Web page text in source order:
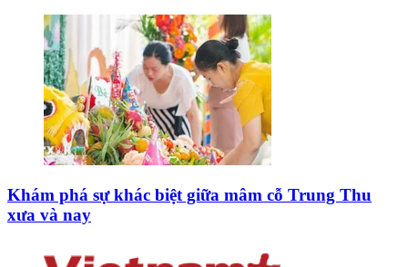
Khám phá sự khác biệt giữa mâm cỗ Trung Thu
xưa và nay